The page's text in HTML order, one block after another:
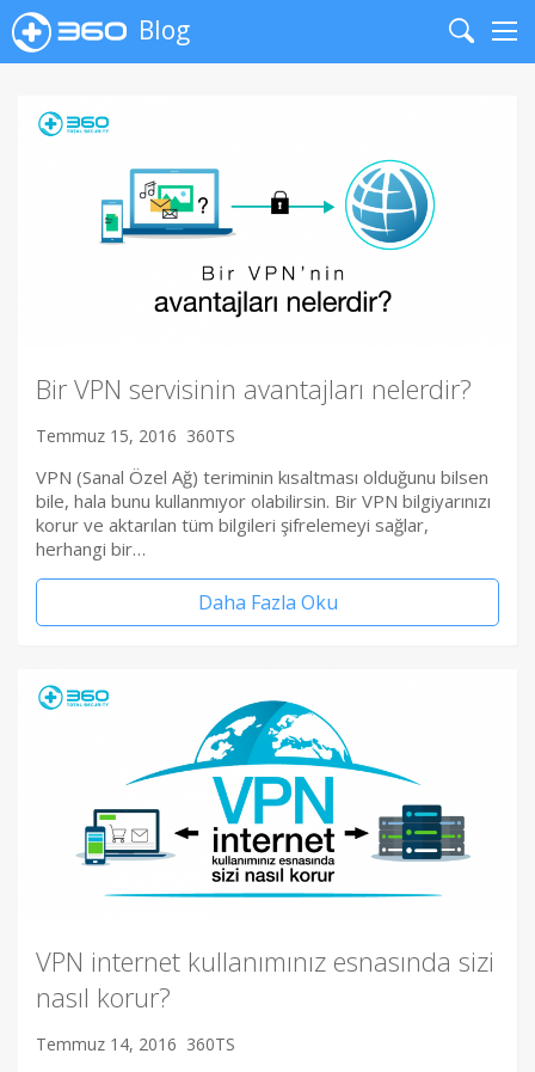
Blog
Search
Bir VPN servisinin avantajları nelerdir?
Temmuz 15, 2016 360TS
VPN (Sanal Özel Ağ) teriminin kısaltması olduğunu bilsen
bile, hala bunu kullanmıyor olabilirsin. Bir VPN bilgiyarınızı
korur ve aktarılan tüm bilgileri şifrelemeyi sağlar,
herhangi bir…
Daha Fazla Oku
VPN internet kullanımınız esnasında sizi
nasıl korur?
Temmuz 14, 2016 360TS